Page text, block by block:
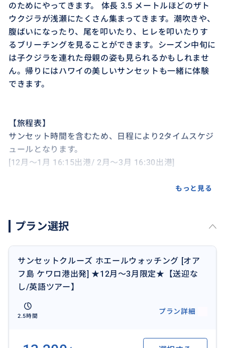
のためにやってきます。 体長 3.5 メートルほどのザト
ウクジラが浅瀬にたくさん集まってきます。潮吹きや、
腹ばいになったり、尾を叩いたり、ヒレを叩いたりす
るブリーチングを見ることができます。シーズン中旬に
は子クジラを連れた母親の姿も見られるかもしれませ
ん。帰りにはハワイの美しいサンセットも一緒に体験
できます。
【旅程表】
サンセット時間を含むため、日程により2タイムスケジ
ュールとなります。
[12月〜1月 16:15出港/ 2月〜3月 16:30出港]
クジラを探しながら西海岸沖をクルージング、サンセ
18:15-18:45/18:30-19:00 帰港、解散
※港チェックイン場所 : /Kewalo Basin:Slip F-16
なし
もっと見る
プラン選択
サンセットクルーズ ホエールウォッチング [オア
フ島 ケワロ港出発] ★12月〜3月限定★【送迎な
し/英語ツアー】
2.5時間
プラン詳細